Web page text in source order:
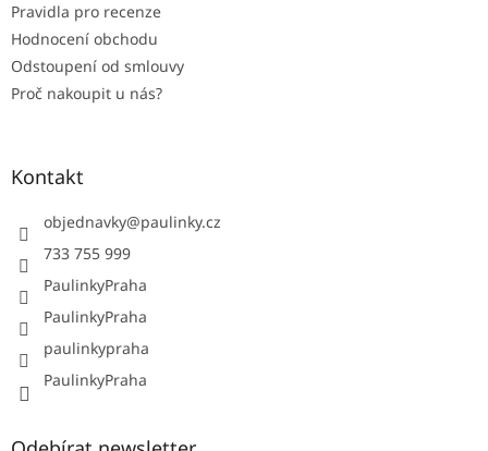
Pravidla pro recenze
Hodnocení obchodu
Odstoupení od smlouvy
Proč nakoupit u nás?
Kontakt
objednavky@paulinky.cz
733 755 999
PaulinkyPraha
PaulinkyPraha
paulinkypraha
PaulinkyPraha